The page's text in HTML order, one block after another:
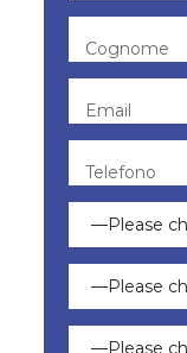
Cognome
Email
Telefono